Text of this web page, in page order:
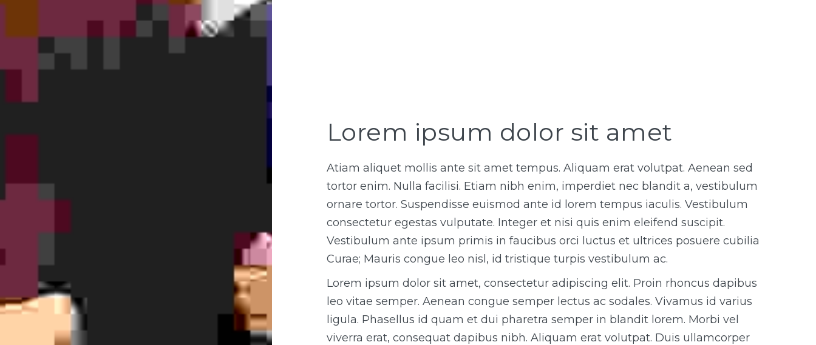
Lorem ipsum dolor sit amet
Atiam aliquet mollis ante sit amet tempus. Aliquam erat volutpat. Aenean sed
tortor enim. Nulla facilisi. Etiam nibh enim, imperdiet nec blandit a, vestibulum
ornare tortor. Suspendisse euismod ante id lorem tempus iaculis. Vestibulum
consectetur egestas vulputate. Integer et nisi quis enim eleifend suscipit.
Vestibulum ante ipsum primis in faucibus orci luctus et ultrices posuere cubilia
Curae; Mauris congue leo nisl, id tristique turpis vestibulum ac.
Lorem ipsum dolor sit amet, consectetur adipiscing elit. Proin rhoncus dapibus
leo vitae semper. Aenean congue semper lectus ac sodales. Vivamus id varius
ligula. Phasellus id quam et dui pharetra semper in blandit lorem. Morbi vel
viverra erat, consequat dapibus nibh. Aliquam erat volutpat. Duis ullamcorper